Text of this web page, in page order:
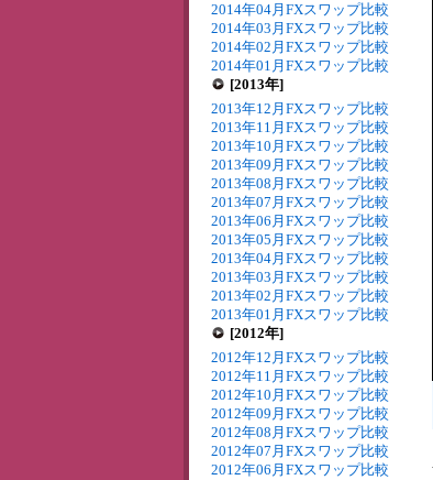
2014年04月FXスワップ比較
2014年03月FXスワップ比較
2014年02月FXスワップ比較
2014年01月FXスワップ比較
[2013年]
2013年12月FXスワップ比較
2013年11月FXスワップ比較
2013年10月FXスワップ比較
2013年09月FXスワップ比較
2013年08月FXスワップ比較
2013年07月FXスワップ比較
2013年06月FXスワップ比較
2013年05月FXスワップ比較
2013年04月FXスワップ比較
2013年03月FXスワップ比較
2013年02月FXスワップ比較
2013年01月FXスワップ比較
[2012年]
2012年12月FXスワップ比較
2012年11月FXスワップ比較
2012年10月FXスワップ比較
2012年09月FXスワップ比較
2012年08月FXスワップ比較
2012年07月FXスワップ比較
2012年06月FXスワップ比較